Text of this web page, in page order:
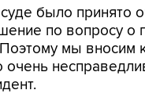
было принято
по вопросу о
мы вносим
очень